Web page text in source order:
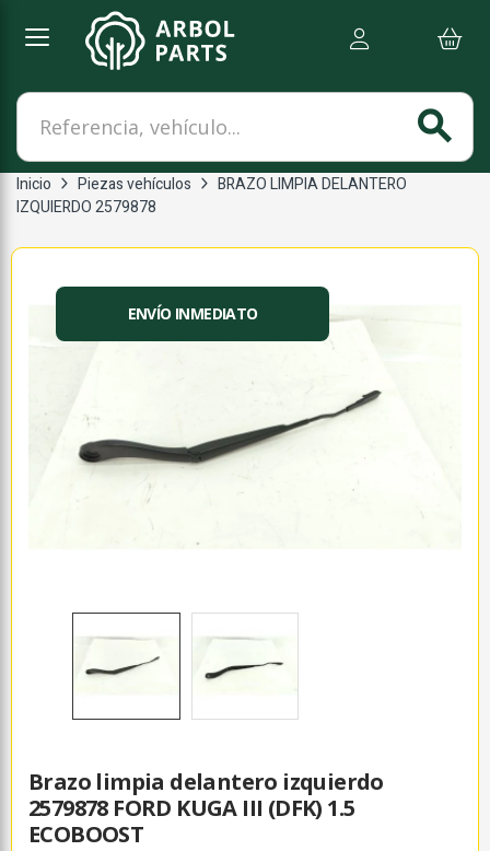
Referencia, vehículo...
search
Inicio Piezas vehículos
BRAZO LIMPIA DELANTERO
IZQUIERDO 2579878
ENVÍO INMEDIATO
Brazo limpia delantero izquierdo
2579878 FORD KUGA III (DFK) 1.5
ECOBOOST